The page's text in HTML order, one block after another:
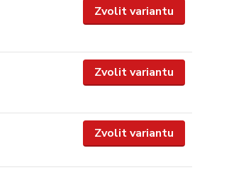
Zvolit variantu
Zvolit variantu
Zvolit variantu